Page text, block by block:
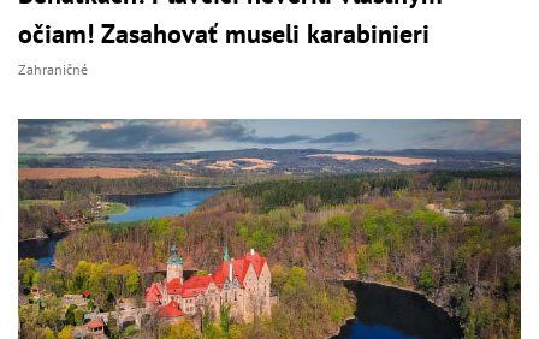
očiam! Zasahovať museli karabinieri
Zahraničné